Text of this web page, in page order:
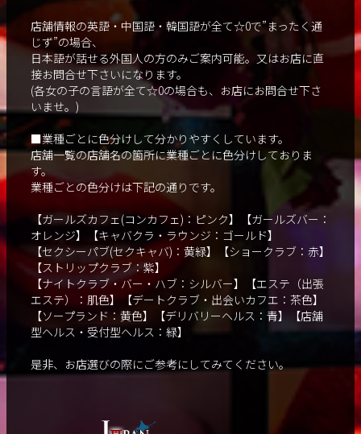
店舗情報の英語・中国語・韓国語が全て☆0で”まったく通
じず”の場合、
日本語が話せる外国人の方のみご案内可能。又はお店に直
接お問合せ下さいになります。
(各女の子の言語が全て☆0の場合も、お店にお問合せ下さ
いませ。)
■業種ごとに色分けして分かりやすくしています。
店舗一覧の店舗名の箇所に業種ごとに色分けしておりま
す。
業種ごとの色分けは下記の通りです。
【ガールズカフェ(コンカフェ)：ピンク】【ガールズバー：
オレンジ】【キャバクラ・ラウンジ：ゴールド】
【セクシーパブ(セクキャバ)：黄緑】【ショークラブ：赤】
【ストリップクラブ：紫】
【ナイトクラブ・バー・ハブ：シルバー】【エステ（出張
エステ）：肌色】【デートクラブ・出会いカフエ：茶色】
【ソープランド：黄色】【デリバリーヘルス：青】【店舗
型ヘルス・受付型ヘルス：緑】
是非、お店選びの際にご参考にしてみてください。